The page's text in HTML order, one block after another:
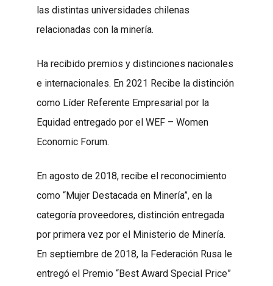
las distintas universidades chilenas
relacionadas con la minería.
Ha recibido premios y distinciones nacionales
e internacionales. En 2021 Recibe la distinción
como Líder Referente Empresarial por la
Equidad entregado por el WEF – Women
Economic Forum.
En agosto de 2018, recibe el reconocimiento
como “Mujer Destacada en Minería”, en la
categoría proveedores, distinción entregada
por primera vez por el Ministerio de Minería.
En septiembre de 2018, la Federación Rusa le
entregó el Premio “Best Award Special Price”